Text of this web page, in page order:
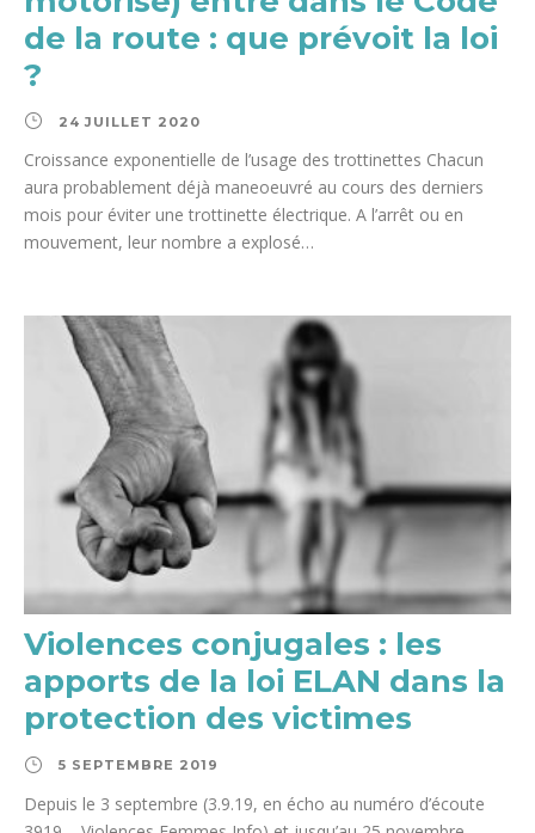
de la route : que prévoit la loi
?
24 JUILLET 2020
Croissance exponentielle de l’usage des trottinettes Chacun
aura probablement déjà maneoeuvré au cours des derniers
mois pour éviter une trottinette électrique. A l’arrêt ou en
mouvement, leur nombre a explosé…
Violences conjugales : les
apports de la loi ELAN dans la
protection des victimes
5 SEPTEMBRE 2019
Depuis le 3 septembre (3.9.19, en écho au numéro d’écoute